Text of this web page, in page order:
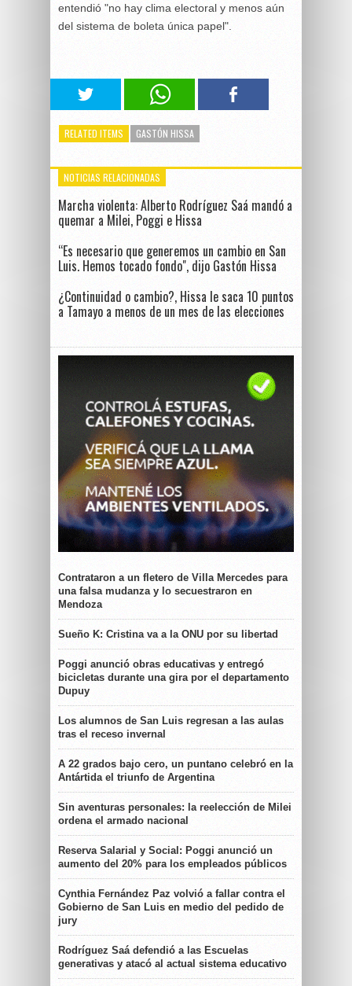
entendió "no hay clima electoral y menos aún
del sistema de boleta única papel".
RELATED ITEMS GASTÓN HISSA
NOTICIAS RELACIONADAS
Marcha violenta: Alberto Rodríguez Saá mandó a
quemar a Milei, Poggi e Hissa
“Es necesario que generemos un cambio en San
Luis. Hemos tocado fondo", dijo Gastón Hissa
¿Continuidad o cambio?, Hissa le saca 10 puntos
a Tamayo a menos de un mes de las elecciones
Contrataron a un fletero de Villa Mercedes para
una falsa mudanza y lo secuestraron en
Mendoza
Sueño K: Cristina va a la ONU por su libertad
Poggi anunció obras educativas y entregó
bicicletas durante una gira por el departamento
Dupuy
Los alumnos de San Luis regresan a las aulas
tras el receso invernal
A 22 grados bajo cero, un puntano celebró en la
Antártida el triunfo de Argentina
Sin aventuras personales: la reelección de Milei
ordena el armado nacional
Reserva Salarial y Social: Poggi anunció un
aumento del 20% para los empleados públicos
Cynthia Fernández Paz volvió a fallar contra el
Gobierno de San Luis en medio del pedido de
jury
Rodríguez Saá defendió a las Escuelas
generativas y atacó al actual sistema educativo